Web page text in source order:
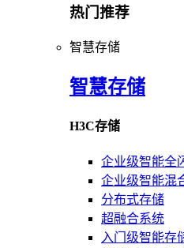
热门推荐
智慧存储
智慧存储
H3C存储
企业级智能全
企业级智能混
分布式存储
超融合系统
入门级智能存